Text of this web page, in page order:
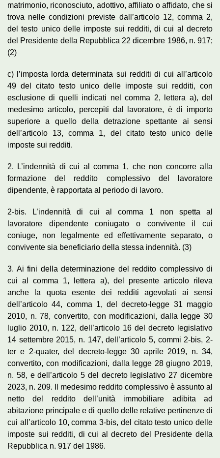
matrimonio, riconosciuto, adottivo, affiliato o affidato, che si
trova nelle condizioni previste dall’articolo 12, comma 2,
del testo unico delle imposte sui redditi, di cui al decreto
del Presidente della Repubblica 22 dicembre 1986, n. 917;
(2)
c) l’imposta lorda determinata sui redditi di cui all’articolo
49 del citato testo unico delle imposte sui redditi, con
esclusione di quelli indicati nel comma 2, lettera a), del
medesimo articolo, percepiti dal lavoratore, è di importo
superiore a quello della detrazione spettante ai sensi
dell’articolo 13, comma 1, del citato testo unico delle
imposte sui redditi.
2. L’indennità di cui al comma 1, che non concorre alla
formazione del reddito complessivo del lavoratore
dipendente, è rapportata al periodo di lavoro.
2-bis. L’indennità di cui al comma 1 non spetta al
lavoratore dipendente coniugato o convivente il cui
coniuge, non legalmente ed effettivamente separato, o
convivente sia beneficiario della stessa indennità. (3)
3. Ai fini della determinazione del reddito complessivo di
cui al comma 1, lettera a), del presente articolo rileva
anche la quota esente dei redditi agevolati ai sensi
dell’articolo 44, comma 1, del decreto-legge 31 maggio
2010, n. 78, convertito, con modificazioni, dalla legge 30
luglio 2010, n. 122, dell’articolo 16 del decreto legislativo
14 settembre 2015, n. 147, dell’articolo 5, commi 2-bis, 2-
ter e 2-quater, del decreto-legge 30 aprile 2019, n. 34,
convertito, con modificazioni, dalla legge 28 giugno 2019,
n. 58, e dell’articolo 5 del decreto legislativo 27 dicembre
2023, n. 209. Il medesimo reddito complessivo è assunto al
netto del reddito dell’unità immobiliare adibita ad
abitazione principale e di quello delle relative pertinenze di
cui all’articolo 10, comma 3-bis, del citato testo unico delle
imposte sui redditi, di cui al decreto del Presidente della
Repubblica n. 917 del 1986.